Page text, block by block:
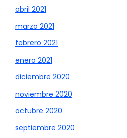
abril 2021
marzo 2021
febrero 2021
enero 2021
diciembre 2020
noviembre 2020
octubre 2020
septiembre 2020